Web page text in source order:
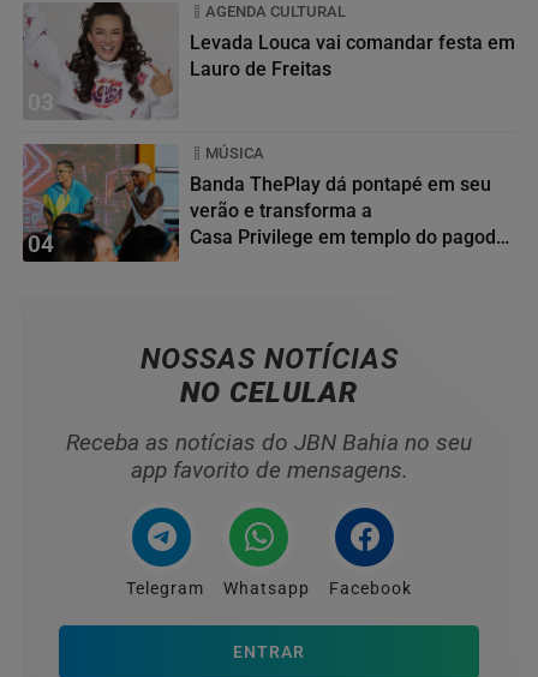
AGENDA CULTURAL
Levada Louca vai comandar festa em
Lauro de Freitas
04
MÚSICA
Banda ThePlay dá pontapé em seu
verão e transforma a
Casa Privilege em templo do pagode
NOSSAS NOTÍCIAS
NO CELULAR
Receba as notícias do JBN Bahia no seu
app favorito de mensagens.
Telegram Whatsapp Facebook
ENTRAR